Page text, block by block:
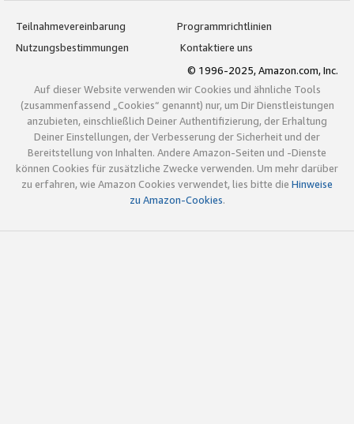
Teilnahmevereinbarung
Programmrichtlinien
Nutzungsbestimmungen
Kontaktiere uns
© 1996-2025, Amazon.com, Inc.
Auf dieser Website verwenden wir Cookies und ähnliche Tools
(zusammenfassend „Cookies“ genannt) nur, um Dir Dienstleistungen
anzubieten, einschließlich Deiner Authentifizierung, der Erhaltung
Deiner Einstellungen, der Verbesserung der Sicherheit und der
Bereitstellung von Inhalten. Andere Amazon-Seiten und -Dienste
können Cookies für zusätzliche Zwecke verwenden. Um mehr darüber
zu erfahren, wie Amazon Cookies verwendet, lies bitte die Hinweise
zu Amazon-Cookies.